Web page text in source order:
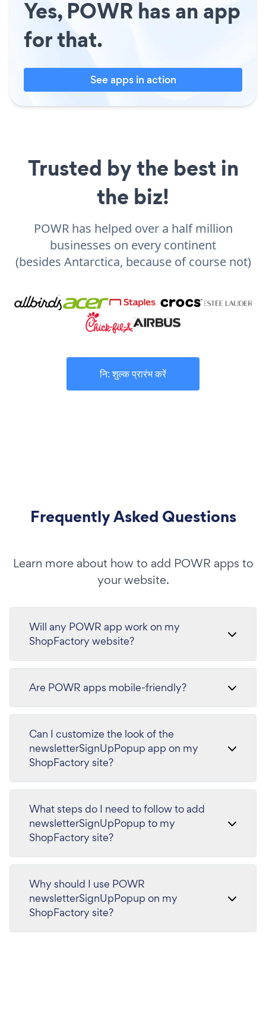
Yes, POWR has an app
for that.
See apps in action
Trusted by the best in
the biz!
POWR has helped over a half million
businesses on every continent
(besides Antarctica, because of course not)
नि: शुल्क प्रारंभ करें
Frequently Asked Questions
Learn more about how to add POWR apps to
your website.
Will any POWR app work on my
ShopFactory website?
Are POWR apps mobile-friendly?
Can I customize the look of the
newsletterSignUpPopup app on my
ShopFactory site?
What steps do I need to follow to add
newsletterSignUpPopup to my
ShopFactory site?
Why should I use POWR
newsletterSignUpPopup on my
ShopFactory site?